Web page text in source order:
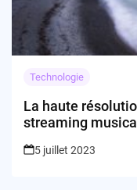
Technologie
La haute
streaming
5 juillet 2023